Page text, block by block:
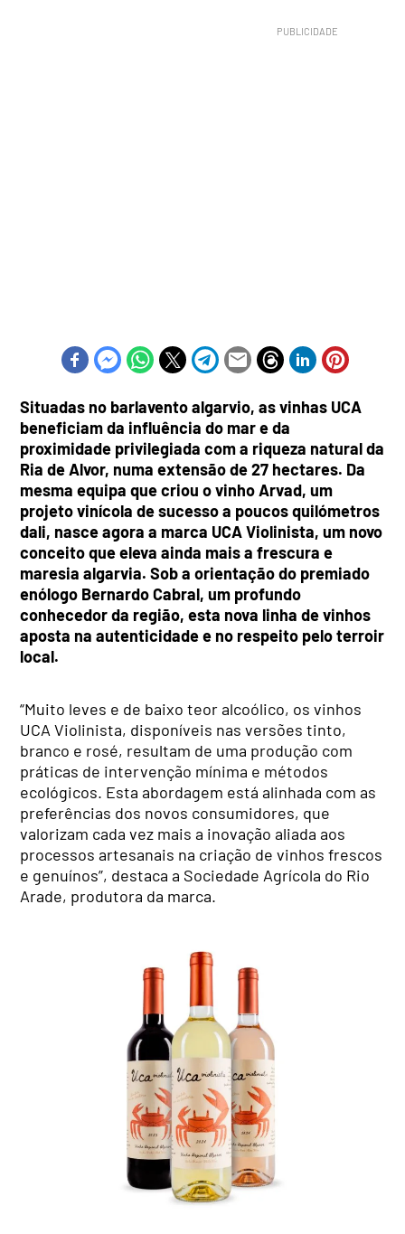
Situadas no barlavento algarvio, as vinhas UCA
beneficiam da influência do mar e da
proximidade privilegiada com a riqueza natural da
Ria de Alvor, numa extensão de 27 hectares. Da
mesma equipa que criou o vinho Arvad, um
projeto vinícola de sucesso a poucos quilómetros
dali, nasce agora a marca UCA Violinista, um novo
conceito que eleva ainda mais a frescura e
maresia algarvia. Sob a orientação do premiado
enólogo Bernardo Cabral, um profundo
conhecedor da região, esta nova linha de vinhos
aposta na autenticidade e no respeito pelo terroir
local.
“Muito leves e de baixo teor alcoólico, os vinhos
UCA Violinista, disponíveis nas versões tinto,
branco e rosé, resultam de uma produção com
práticas de intervenção mínima e métodos
ecológicos. Esta abordagem está alinhada com as
preferências dos novos consumidores, que
valorizam cada vez mais a inovação aliada aos
processos artesanais na criação de vinhos frescos
e genuínos”, destaca a Sociedade Agrícola do Rio
Arade, produtora da marca.